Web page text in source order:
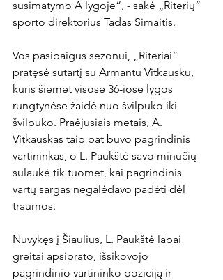
susimatymo A lygoje“, - sakė „Riterių“
sporto direktorius Tadas Simaitis.
Vos pasibaigus sezonui, „Riteriai“
pratęsė sutartį su Armantu Vitkausku,
kuris šiemet visose 36-iose lygos
rungtynėse žaidė nuo švilpuko iki
švilpuko. Praėjusiais metais, A.
Vitkauskas taip pat buvo pagrindinis
vartininkas, o L. Paukštė savo minučių
sulaukė tik tuomet, kai pagrindinis
vartų sargas negalėdavo padėti dėl
traumos.
Nuvykęs į Šiaulius, L. Paukštė labai
greitai apsiprato, išsikovojo
pagrindinio vartininko poziciją ir